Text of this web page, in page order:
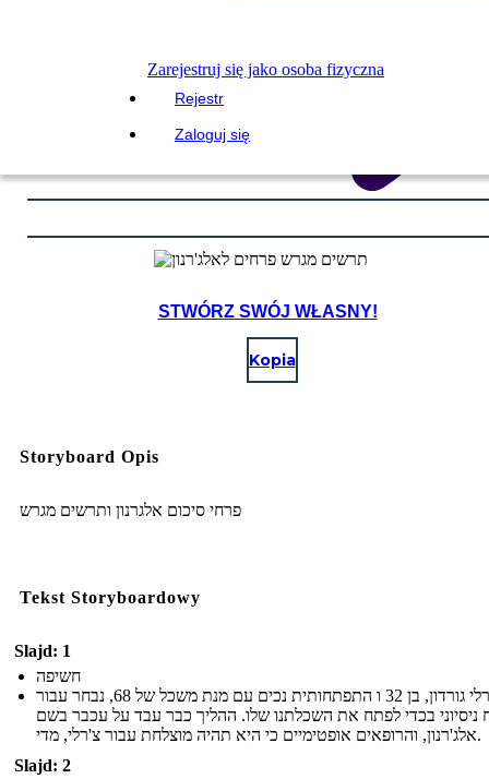
Zarejestruj się jako osoba fizyczna
Rejestr
Zaloguj się
STWÓRZ SWÓJ WŁASNY!
Kopia
Storyboard Opis
פרחי סיכום אלגרנון ותרשים מגרש
Tekst Storyboardowy
Slajd: 1
חשיפה
צ'רלי גורדון, בן 32 ו התפתחותית נכים עם מנת משכל של 68, נבחר עבור
ניסיוני בכדי לפתח את השכלתנו שלו. ההליך כבר עבד על עכבר בשם
אלג'רנון, והרופאים אופטימיים כי היא תהיה מוצלחת עבור צ'רלי, מדי.
Slajd: 2